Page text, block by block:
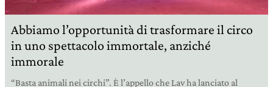
Abbiamo l’opportunità di trasformare il circo
in uno spettacolo immortale, anziché
immorale
“Basta animali nei circhi”. È l’appello che Lav ha lanciato al